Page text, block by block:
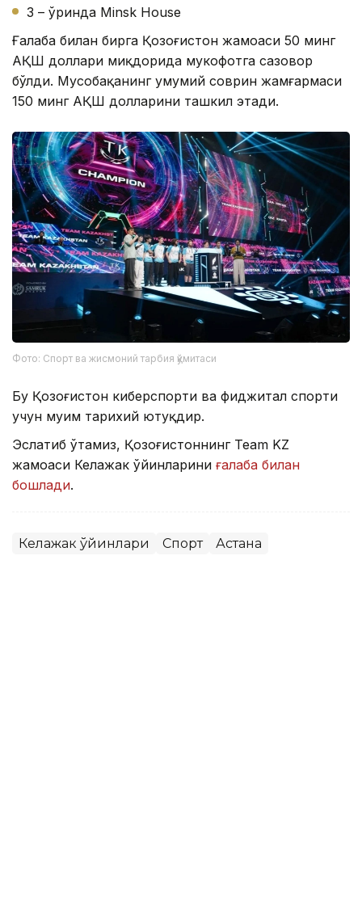
3 – ўринда Minsk House
Ғалаба билан бирга Қозоғистон жамоаси 50 минг
АҚШ доллари миқдорида мукофотга сазовор
бўлди. Мусобақанинг умумий соврин жамғармаси
150 минг АҚШ долларини ташкил этади.
Фото: Спорт ва жисмоний тарбия қўмитаси
Бу Қозоғистон киберспорти ва фиджитал спорти
учун муҳим тарихий ютуқдир.
Эслатиб ўтамиз, Қозоғистоннинг Team KZ
жамоаси Келажак ўйинларини ғалаба билан
бошлади.
Келажак ўйинлари Спорт Астана